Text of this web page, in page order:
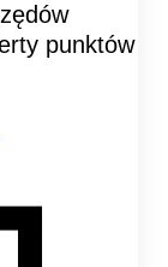
punktów